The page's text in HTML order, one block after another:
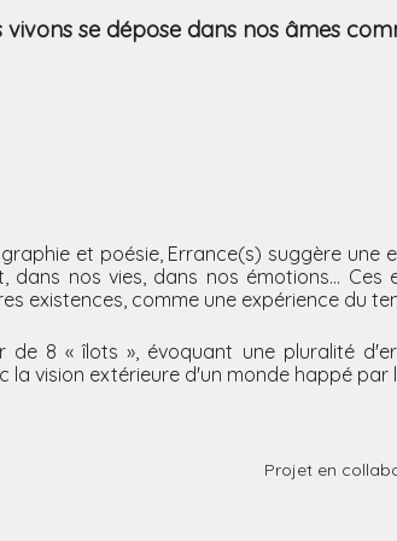
vivons se dépose dans nos âmes
et poésie, Errance(s) suggère une
dans nos vies, dans nos émotions...
existences, comme une expérience du
de 8 « îlots », évoquant une pluralité
vision extérieure d'un monde happé par
Projet en